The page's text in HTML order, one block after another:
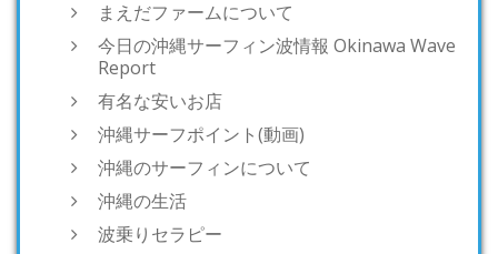
まえだファームについて
今日の沖縄サーフィン波情報 Okinawa Wave
Report
有名な安いお店
沖縄サーフポイント(動画)
沖縄のサーフィンについて
沖縄の生活
波乗りセラピー